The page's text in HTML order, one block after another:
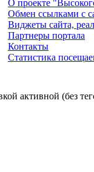
О проекте
Обмен ссылками c
Виджеты сайта,
Партнеры портала
Контакты
Статистика
активной (без